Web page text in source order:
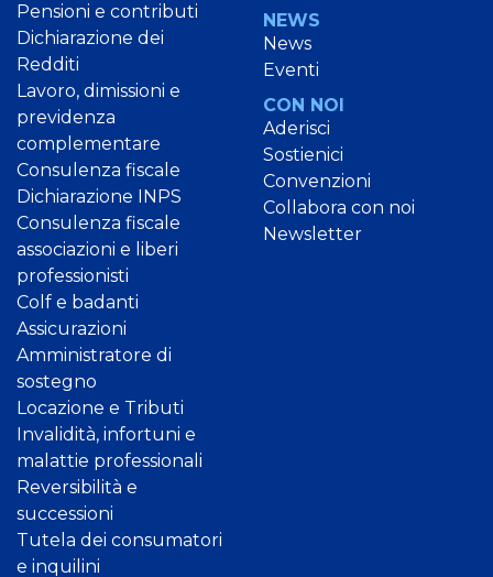
Pensioni e contributi
Dichiarazione dei
Redditi
Lavoro, dimissioni e
previdenza
complementare
Consulenza fiscale
Dichiarazione INPS
Consulenza fiscale
associazioni e liberi
professionisti
Colf e badanti
Assicurazioni
Amministratore di
sostegno
Locazione e Tributi
Invalidità, infortuni e
malattie professionali
Reversibilità e
successioni
Tutela dei consumatori
e inquilini
NEWS
News
Eventi
CON NOI
Aderisci
Sostienici
Convenzioni
Collabora con noi
Newsletter